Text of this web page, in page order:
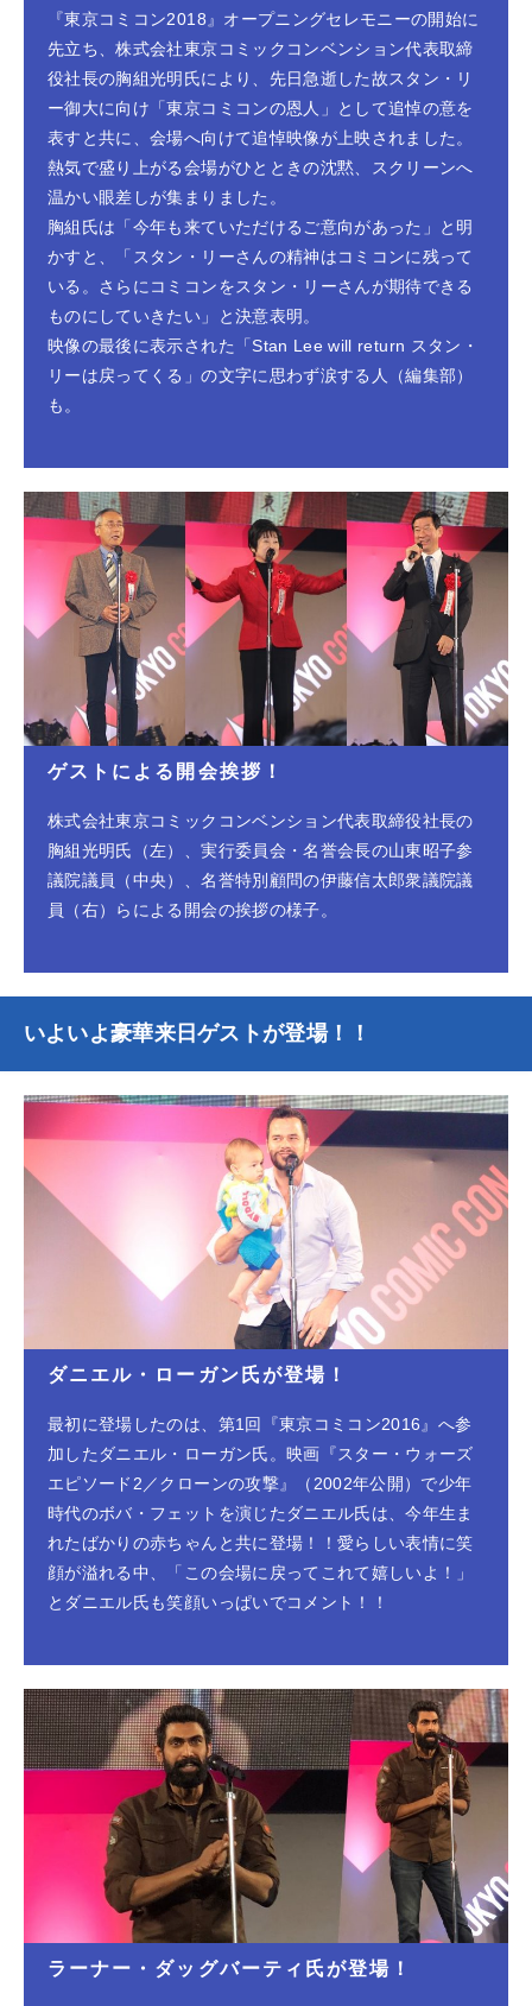
『東京コミコン2018』オープニングセレモニーの開始に
先立ち、株式会社東京コミックコンベンション代表取締
役社長の胸組光明氏により、先日急逝した故スタン・リ
ー御大に向け「東京コミコンの恩人」として追悼の意を
表すと共に、会場へ向けて追悼映像が上映されました。
熱気で盛り上がる会場がひとときの沈黙、スクリーンへ
温かい眼差しが集まりました。
胸組氏は「今年も来ていただけるご意向があった」と明
かすと、「スタン・リーさんの精神はコミコンに残って
いる。さらにコミコンをスタン・リーさんが期待できる
ものにしていきたい」と決意表明。
映像の最後に表示された「Stan Lee will return スタン・
リーは戻ってくる」の文字に思わず涙する人（編集部）
も。
ゲストによる開会挨拶！
株式会社東京コミックコンベンション代表取締役社長の
胸組光明氏（左）、実行委員会・名誉会長の山東昭子参
議院議員（中央）、名誉特別顧問の伊藤信太郎衆議院議
員（右）らによる開会の挨拶の様子。
いよいよ豪華来日ゲストが登場！！
ダニエル・ローガン氏が登場！
最初に登場したのは、第1回『東京コミコン2016』へ参
加したダニエル・ローガン氏。映画『スター・ウォーズ
エピソード2／クローンの攻撃』（2002年公開）で少年
時代のボバ・フェットを演じたダニエル氏は、今年生ま
れたばかりの赤ちゃんと共に登場！！愛らしい表情に笑
顔が溢れる中、「この会場に戻ってこれて嬉しいよ！」
とダニエル氏も笑顔いっぱいでコメント！！
ラーナー・ダッグバーティ氏が登場！